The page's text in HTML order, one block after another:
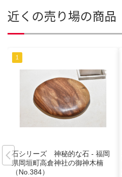
近くの売り場の商品
石シリーズ 神秘的な石 - 福岡
県岡垣町高倉神社の御神木楠
（No.384）